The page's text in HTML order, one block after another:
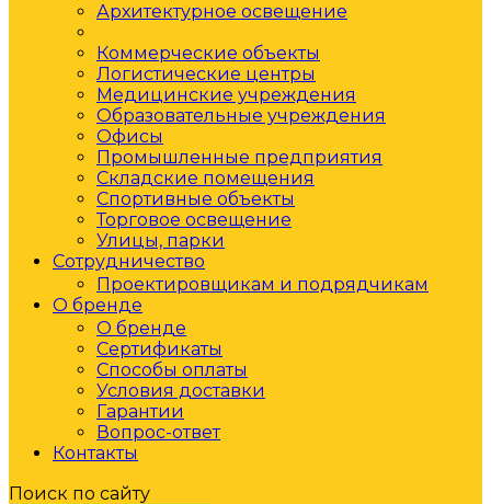
Архитектурное освещение
Коммерческие объекты
Логистические центры
Медицинские учреждения
Образовательные учреждения
Офисы
Промышленные предприятия
Складские помещения
Спортивные объекты
Торговое освещение
Улицы, парки
Сотрудничество
Проектировщикам и подрядчикам
О бренде
О бренде
Сертификаты
Способы оплаты
Условия доставки
Гарантии
Вопрос-ответ
Контакты
Поиск по сайту